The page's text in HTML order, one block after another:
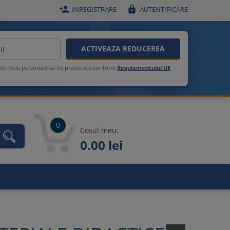
 INREGISTRARE  AUTENTIFICARE
ACTIVEAZA REDUCEREA
mele personale sa fie prelucrate conform Regulamentului UE
0
Cosul meu:
0.00 lei